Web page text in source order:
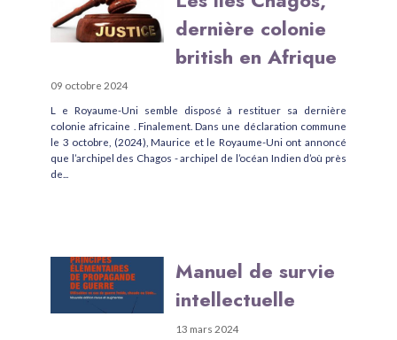
dernière colonie
british en Afrique
09 octobre 2024
L e Royaume-Uni semble disposé à restituer sa dernière
colonie africaine . Finalement. Dans une déclaration commune
le 3 octobre, (2024), Maurice et le Royaume-Uni ont annoncé
que l’archipel des Chagos - archipel de l’océan Indien d’où près
de...
Manuel de survie
intellectuelle
13 mars 2024